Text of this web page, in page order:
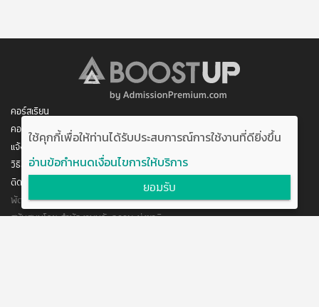
คอร์สเรียน
คอร์สของฉัน
แจ้งการชำระเงิน
วิธีสมัคร/ชำระเงิน
ติดต่อเรา
พัฒนาโดย บริษัท อัพบีน จำกัด
สนับสนุนโดย สำนักงานนวัตกรรมแห่งชาติ
ใช้คุกกี้เพื่อให้ท่านได้รับประสบการณ์การใช้งานที่ดียิ่งขึ้น
อ่านข้อกำหนดเงื่อนไขการให้บริการ
ยอมรับ